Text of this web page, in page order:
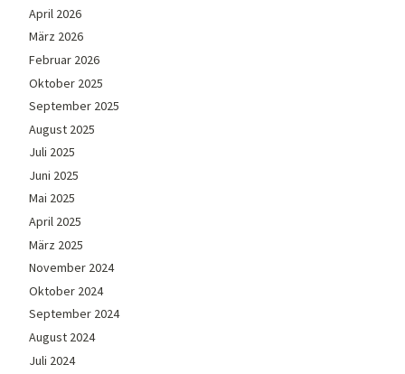
April 2026
März 2026
Februar 2026
Oktober 2025
September 2025
August 2025
Juli 2025
Juni 2025
Mai 2025
April 2025
März 2025
November 2024
Oktober 2024
September 2024
August 2024
Juli 2024